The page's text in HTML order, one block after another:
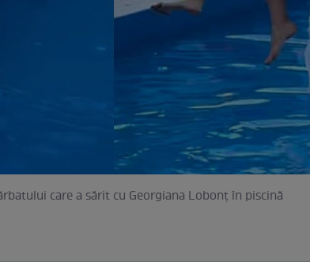
care a sărit cu Georgiana Lobonț în piscină